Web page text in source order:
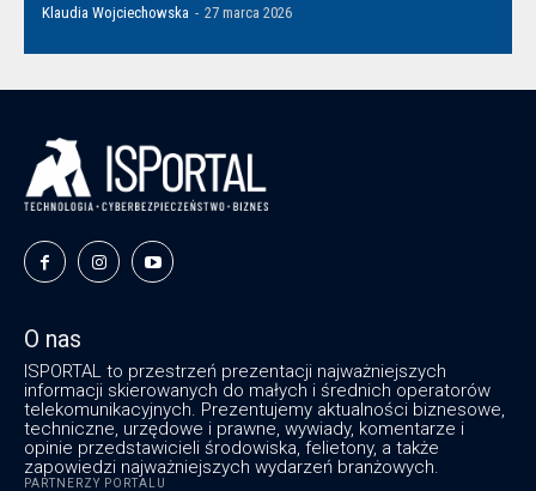
Klaudia Wojciechowska - 27 marca 2026
O nas
ISPORTAL to przestrzeń prezentacji najważniejszych
informacji skierowanych do małych i średnich operatorów
telekomunikacyjnych. Prezentujemy aktualności biznesowe,
techniczne, urzędowe i prawne, wywiady, komentarze i
opinie przedstawicieli środowiska, felietony, a także
zapowiedzi najważniejszych wydarzeń branżowych.
PARTNERZY PORTALU